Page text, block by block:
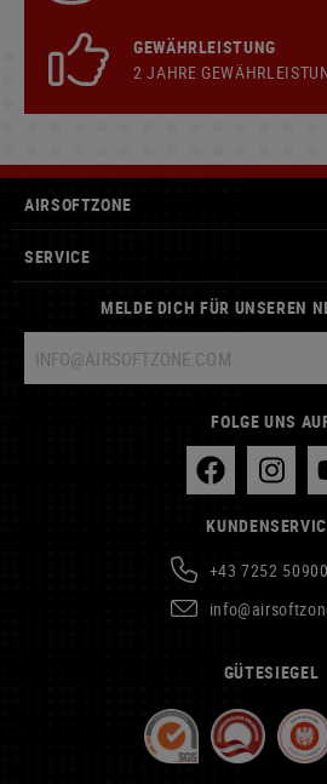
GEWÄHRLEISTUNG
2 JAHRE
AIRSOFTZONE
SERVICE
MELDE DICH FÜR UNSEREN
FOLGE UNS
+43 7252 50900
GÜTESIEGEL